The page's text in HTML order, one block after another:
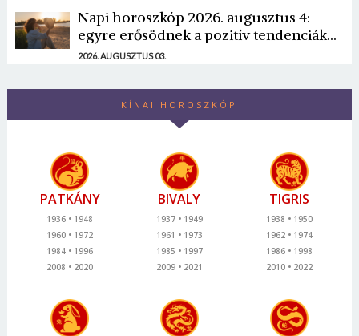
Napi horoszkóp 2026. augusztus 4:
egyre erősödnek a pozitív tendenciák...
2026. AUGUSZTUS 03.
KÍNAI HOROSZKÓP
PATKÁNY
1936
1948
1960
1972
1984
1996
2008
2020
BIVALY
1937
1949
1961
1973
1985
1997
2009
2021
TIGRIS
1938
1950
1962
1974
1986
1998
2010
2022